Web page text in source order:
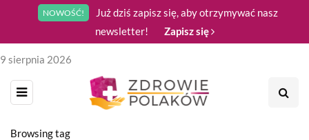
NOWOŚĆ!
Już dziś zapisz się, aby otrzymywać nasz
newsletter!
Zapisz się
9 sierpnia 2026
Browsing tag